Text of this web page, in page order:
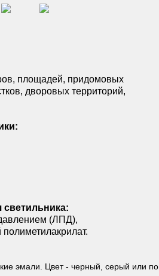
площадей, придомовых
дворовых территорий,
светильника:
(ЛПД),
эмали. Цвет - черный, серый или по